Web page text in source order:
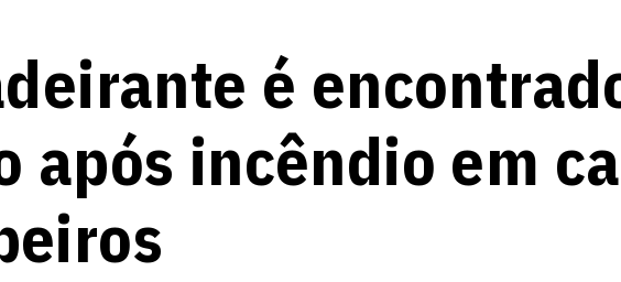
é
após incêndio em